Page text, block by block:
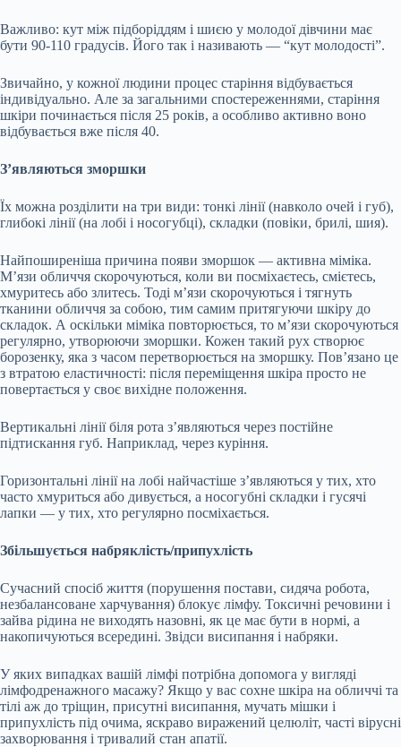
Важливо: кут між підборіддям і шиєю у молодої дівчини має
бути 90-110 градусів. Його так і називають — “кут молодості”.
Звичайно, у кожної людини процес старіння відбувається
індивідуально. Але за загальними спостереженнями, старіння
шкіри починається після 25 років, а особливо активно воно
відбувається вже після 40.
З’являються зморшки
Їх можна розділити на три види: тонкі лінії (навколо очей і губ),
глибокі лінії (на лобі і носогубці), складки (повіки, брилі, шия).
Найпоширеніша причина появи зморшок — активна міміка.
М’язи обличчя скорочуються, коли ви посміхаєтесь, смієтесь,
хмуритесь або злитесь. Тоді м’язи скорочуються і тягнуть
тканини обличчя за собою, тим самим притягуючи шкіру до
складок. А оскільки міміка повторюється, то м’язи скорочуються
регулярно, утворюючи зморшки. Кожен такий рух створює
борозенку, яка з часом перетворюється на зморшку. Пов’язано це
з втратою еластичності: після переміщення шкіра просто не
повертається у своє вихідне положення.
Вертикальні лінії біля рота з’являються через постійне
підтискання губ. Наприклад, через куріння.
Горизонтальні лінії на лобі найчастіше з’являються у тих, хто
часто хмуриться або дивується, а носогубні складки і гусячі
лапки — у тих, хто регулярно посміхається.
Збільшується набряклість/припухлість
Сучасний спосіб життя (порушення постави, сидяча робота,
незбалансоване харчування) блокує лімфу. Токсичні речовини і
зайва рідина не виходять назовні, як це має бути в нормі, а
накопичуються всередині. Звідси висипання і набряки.
У яких випадках вашій лімфі потрібна допомога у вигляді
лімфодренажного масажу? Якщо у вас сохне шкіра на обличчі та
тілі аж до тріщин, присутні висипання, мучать мішки і
припухлість під очима, яскраво виражений целюліт, часті вірусні
захворювання і тривалий стан апатії.